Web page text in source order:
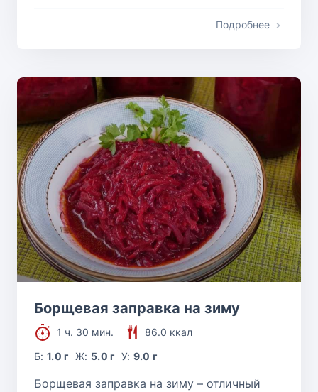
Подробнее
Борщевая заправка на зиму
1 ч. 30 мин.
86.0 ккал
Б:1.0 г Ж: 5.0 г У: 9.0 г
Борщевая заправка на зиму – отличный